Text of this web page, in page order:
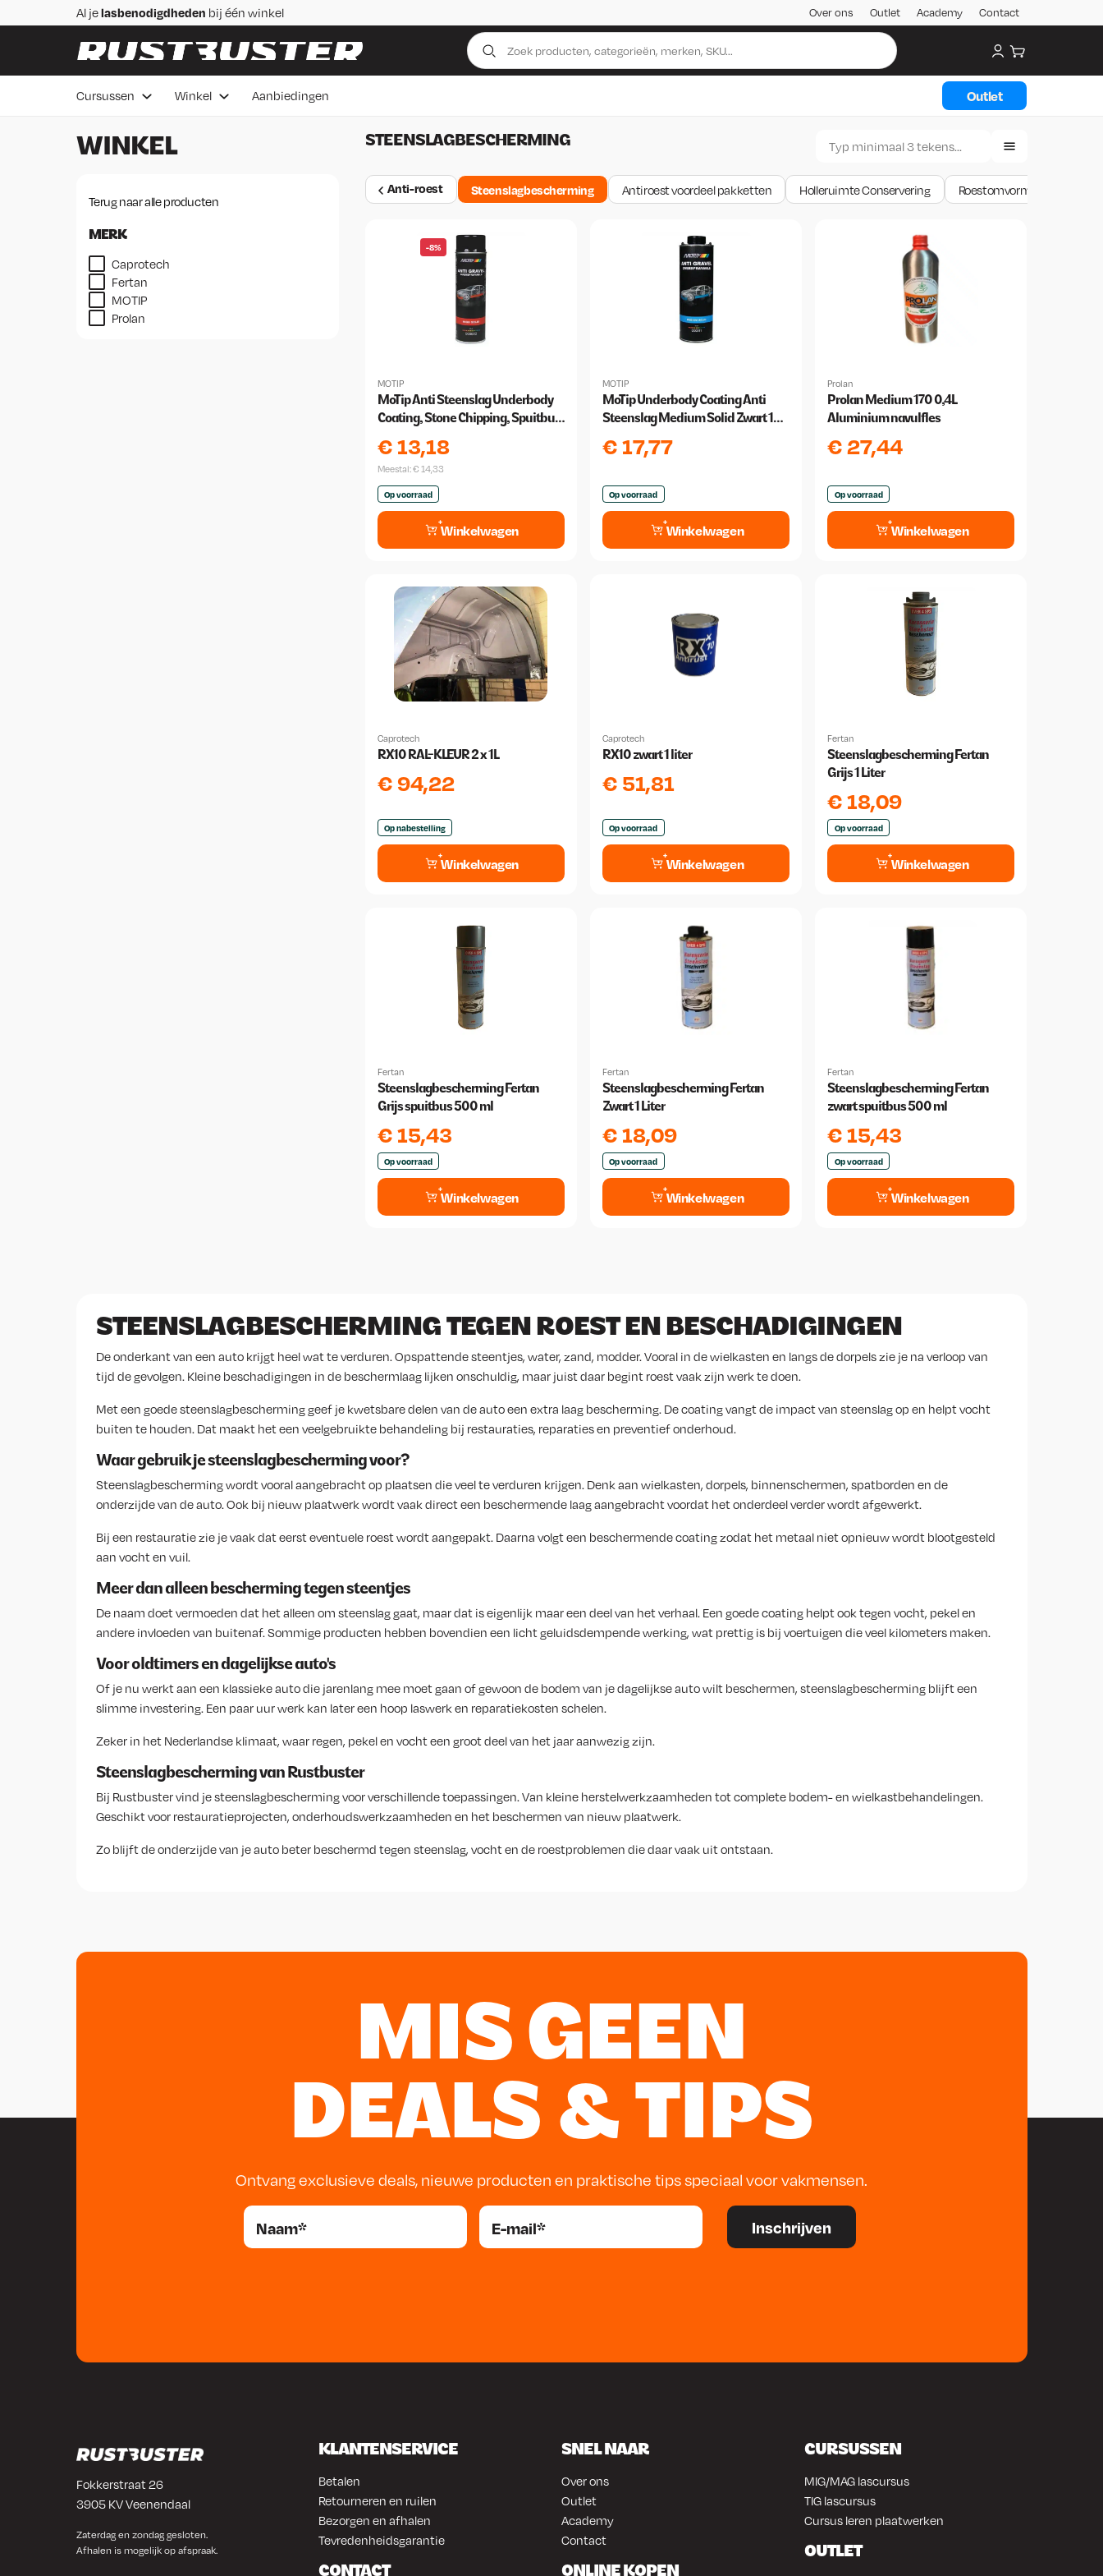
Skip to contentAl jelasbenodigdheden bij één winkel
Advies van vakmensen
Over ons Outlet Academy Contact
My account
Winkelwagen
Cursussen Winkel Aanbiedingen Outlet
WINKEL
Terug naar alle producten
MERK
Caprotech
Fertan
MOTIP
Prolan
STEENSLAGBESCHERMING
Anti-roest Steenslagbescherming Antiroest voordeel pakketten Holleruimte Conservering Roestomvormer - primer
-8%
MOTIP
MoTip Anti Steenslag Underbody
Coating, Stone Chipping, Spuitbus
€13,18
Meestal:€ 14,33
Op voorraad
Winkelwagen
MOTIP
MoTip Underbody Coating Anti
Steenslag Medium Solid Zwart 1
€17,77
Op voorraad
Winkelwagen
Prolan
Prolan Medium 170 0,4L
Aluminium navulfles
€27,44
Op voorraad
Winkelwagen
Caprotech
RX10 RAL-KLEUR 2 x 1L
€ 94,22
Op nabestelling
Winkelwagen
Caprotech
RX10 zwart 1 liter
€ 51,81
Op voorraad
Winkelwagen
Fertan
Steenslagbescherming Fertan
Grijs 1 Liter
€18,09
Op voorraad
Winkelwagen
Fertan
Steenslagbescherming Fertan
Grijs spuitbus 500 ml
€15,43
Op voorraad
Winkelwagen
Fertan
Steenslagbescherming Fertan
Zwart 1 Liter
€18,09
Op voorraad
Winkelwagen
Fertan
Steenslagbescherming Fertan
zwart spuitbus 500 ml
€15,43
Op voorraad
Winkelwagen
STEENSLAGBESCHERMING TEGEN ROEST EN BESCHADIGINGEN
De onderkant van een auto krijgt heel wat te verduren. Opspattende steentjes, water, zand, modder. Vooral in de wielkasten en langs de dorpels zie je na verloop van
tijd de gevolgen. Kleine beschadigingen in de beschermlaag lijken onschuldig, maar juist daar begint roest vaak zijn werk te doen.
Met een goede steenslagbescherming geef je kwetsbare delen van de auto een extra laag bescherming. De coating vangt de impact van steenslag op en helpt vocht
buiten te houden. Dat maakt het een veelgebruikte behandeling bij restauraties, reparaties en preventief onderhoud.
Waar gebruik je steenslagbescherming voor?
Steenslagbescherming wordt vooral aangebracht op plaatsen die veel te verduren krijgen. Denk aan wielkasten, dorpels, binnenschermen, spatborden en de
onderzijde van de auto. Ook bij nieuw plaatwerk wordt vaak direct een beschermende laag aangebracht voordat het onderdeel verder wordt afgewerkt.
Bij een restauratie zie je vaak dat eerst eventuele roest wordt aangepakt. Daarna volgt een beschermende coating zodat het metaal niet opnieuw wordt blootgesteld
aan vocht en vuil.
Meer dan alleen bescherming tegen steentjes
De naam doet vermoeden dat het alleen om steenslag gaat, maar dat is eigenlijk maar een deel van het verhaal. Een goede coating helpt ook tegen vocht, pekel en
andere invloeden van buitenaf. Sommige producten hebben bovendien een licht geluidsdempende werking, wat prettig is bij voertuigen die veel kilometers maken.
Voor oldtimers en dagelijkse auto's
Of je nu werkt aan een klassieke auto die jarenlang mee moet gaan of gewoon de bodem van je dagelijkse auto wilt beschermen, steenslagbescherming blijft een
slimme investering. Een paar uur werk kan later een hoop laswerk en reparatiekosten schelen.
Zeker in het Nederlandse klimaat, waar regen, pekel en vocht een groot deel van het jaar aanwezig zijn.
Steenslagbescherming van Rustbuster
Bij Rustbuster vind je steenslagbescherming voor verschillende toepassingen. Van kleine herstelwerkzaamheden tot complete bodem- en wielkastbehandelingen.
Geschikt voor restauratieprojecten, onderhoudswerkzaamheden en het beschermen van nieuw plaatwerk.
Zo blijft de onderzijde van je auto beter beschermd tegen steenslag, vocht en de roestproblemen die daar vaak uit ontstaan.
MIS GEEN
DEALS & TIPS
Ontvang exclusieve deals, nieuwe producten en praktische tips speciaal voor vakmensen.
Fokkerstraat 26
3905 KV Veenendaal
Zaterdag en zondag gesloten.
Afhalen is mogelijk op afspraak.
KLANTENSERVICE
Betalen
Retourneren en ruilen
Bezorgen en afhalen
Tevredenheidsgarantie
CONTACT
SNEL NAAR
Over ons
Outlet
Academy
Contact
ONLINE KOPEN
CURSUSSEN
MIG/MAG lascursus
TIG lascursus
Cursus leren plaatwerken
OUTLET